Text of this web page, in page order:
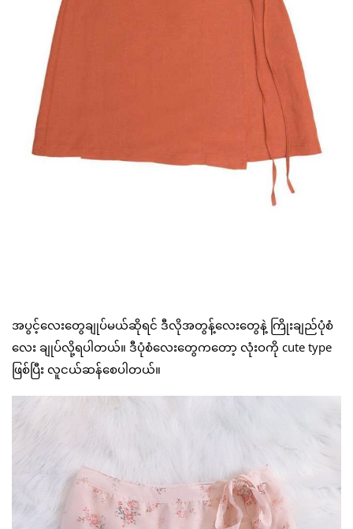
အပွင့်လေးတွေချုပ်မယ်ဆိုရင် ဒီလိုအတွန့်လေးတွေနဲ့ ကြိုးချည်ပုံစံ
လေး ချုပ်လို့ရပါတယ်။ ဒီပုံစံလေးတွေကတော့ လုံးဝကို cute type
ဖြစ်ပြီး လူငယ်ဆန်စေပါတယ်။